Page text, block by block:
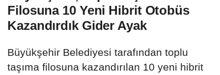
Filosuna 10 Yeni Hibrit Otobüs
Kazandırdık Gider Ayak
Büyükşehir Belediyesi tarafından toplu
taşıma filosuna kazandırılan 10 yeni hibrit